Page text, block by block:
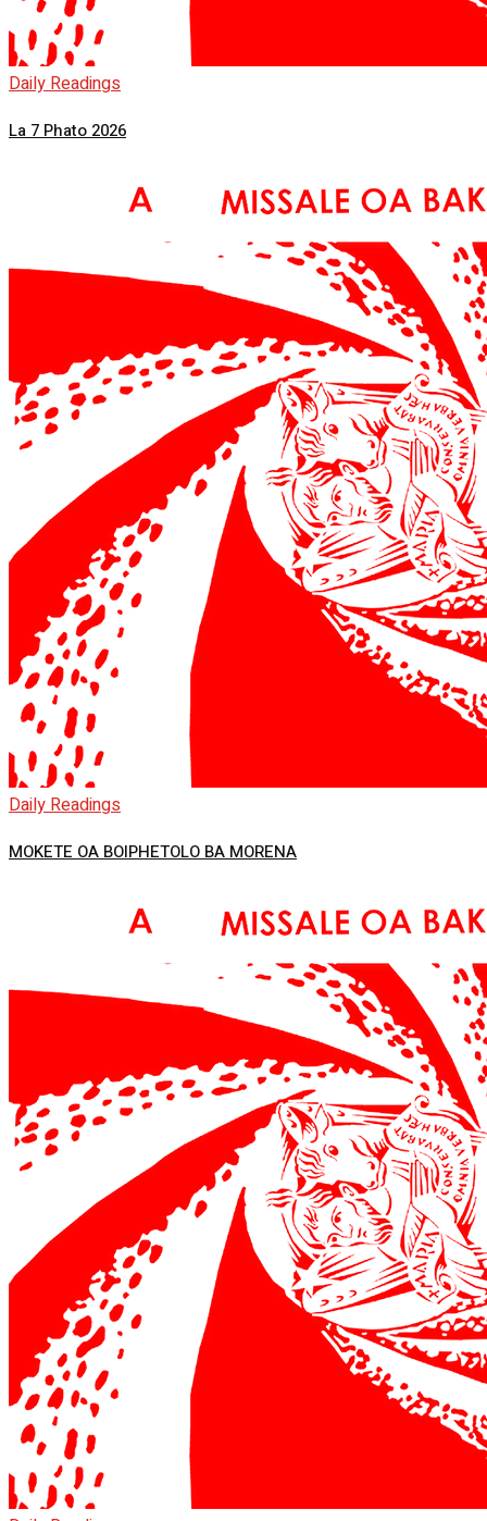
Daily Readings
La 7 Phato 2026
Daily Readings
MOKETE OA BOIPHETOLO BA MORENA